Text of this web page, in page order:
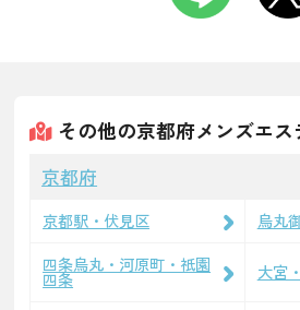
その他の京都府メンズエ
京都府
京都駅・伏見区
烏丸
四条烏丸・河原町・祇園
四条 大宮